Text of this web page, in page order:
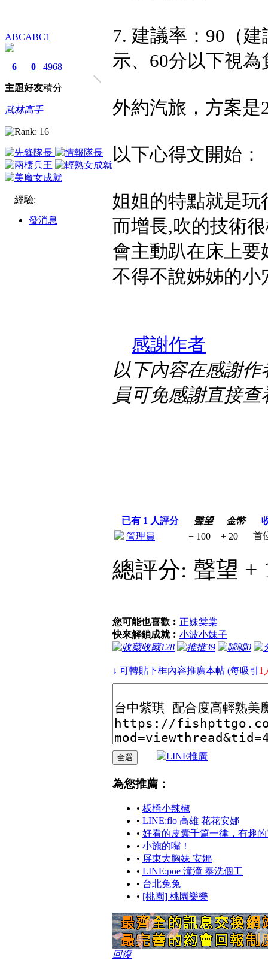
ABCABC1
6
主題
0
好友
4968
積分
武林高手
經驗:
發消息
7. 建議率：90（
示、60分以下視為
外約汽旅，方案是
以下心得文開始：
姐姐的特點就是
而增長,吹的技術
會主動趴在床上要
不得不說姊姊的小
感謝作者
以下內容在感謝
員可免感謝直接
已有 1 人評分 聲望 金幣
管理員
+ 100 + 20 首
總評分: 聲望 +
您可能也喜歡︰ 正妹棠棠
快來解鎖成就︰ 小波小妹子
收藏128 推39 噓0
↓ 可轉貼下框內容推廣本帖 (每吸引 1
為您推薦：
• 板橋小辣椒
• LINE:flo 高雄 花花安娜
• 好看的皮囊千篇一律，有趣
• 小施的嘴！
• 屏東大胸妹 安娜
• LINE:poe 潼潼 泰洗個工
• 台北兔兔
• [桃園] 桃園樂樂
回復